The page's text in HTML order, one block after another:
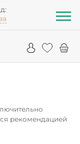
рекомендацией